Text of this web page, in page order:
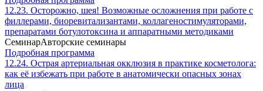
12.23. Осторожно, шея! Возможные осложнения при работе с
филлерами, биоревитализантами, коллагеностимуляторами,
препаратами ботулотоксина и аппаратными методиками
СеминарАвторские семинары
Подробная программа
12.24. Острая артериальная окклюзия в практике косметолога:
как её избежать при работе в анатомически опасных зонах
лица